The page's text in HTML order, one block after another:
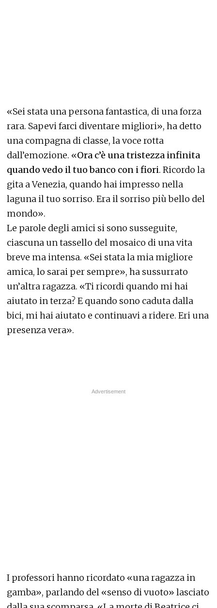
«Sei stata una persona fantastica, di una forza
rara. Sapevi farci diventare migliori», ha detto
una compagna di classe, la voce rotta
dall’emozione. «Ora c’è una tristezza infinita
quando vedo il tuo banco con i fiori. Ricordo la
gita a Venezia, quando hai impresso nella
laguna il tuo sorriso. Era il sorriso più bello del
mondo».
Le parole degli amici si sono susseguite,
ciascuna un tassello del mosaico di una vita
breve ma intensa. «Sei stata la mia migliore
amica, lo sarai per sempre», ha sussurrato
un’altra ragazza. «Ti ricordi quando mi hai
aiutato in terza? E quando sono caduta dalla
bici, mi hai aiutato e continuavi a ridere. Eri una
presenza vera».
I professori hanno ricordato «una ragazza in
gamba», parlando del «senso di vuoto» lasciato